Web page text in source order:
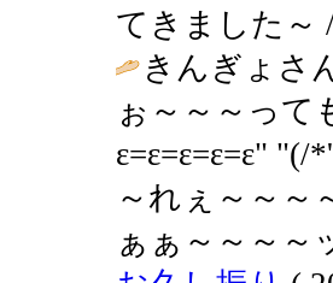
てきました～
きんぎょさ
ぉ～～～っ
ε=ε=ε=ε=ε"
～れぇ～～～
ぁぁ～～～